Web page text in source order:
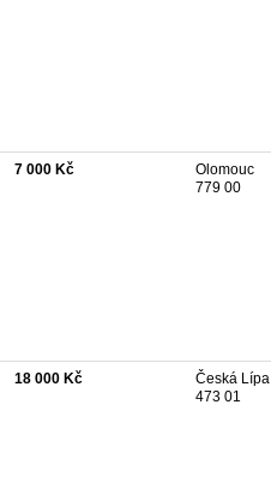
7 000 Kč
Olomouc
779 00
18 000 Kč
Česká Lípa
473 01